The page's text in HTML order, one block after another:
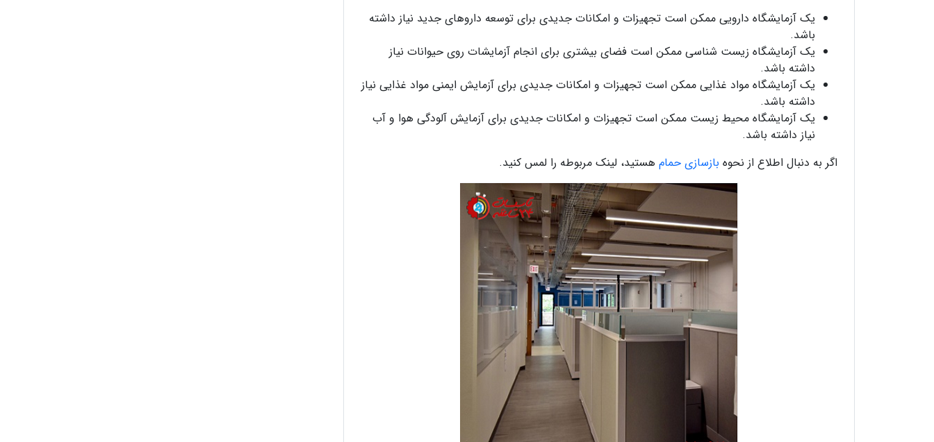
یک آزمایشگاه دارویی ممکن است تجهیزات و امکانات جدیدی برای توسعه داروهای جدید نیاز داشته
باشد.
یک آزمایشگاه زیست شناسی ممکن است فضای بیشتری برای انجام آزمایشات روی حیوانات نیاز
داشته باشد.
یک آزمایشگاه مواد غذایی ممکن است تجهیزات و امکانات جدیدی برای آزمایش ایمنی مواد غذایی نیاز
داشته باشد.
یک آزمایشگاه محیط زیست ممکن است تجهیزات و امکانات جدیدی برای آزمایش آلودگی هوا و آب
نیاز داشته باشد.
اگر به دنبال اطلاع از نحوه بازسازی حمام هستید، لینک مربوطه را لمس کنید.